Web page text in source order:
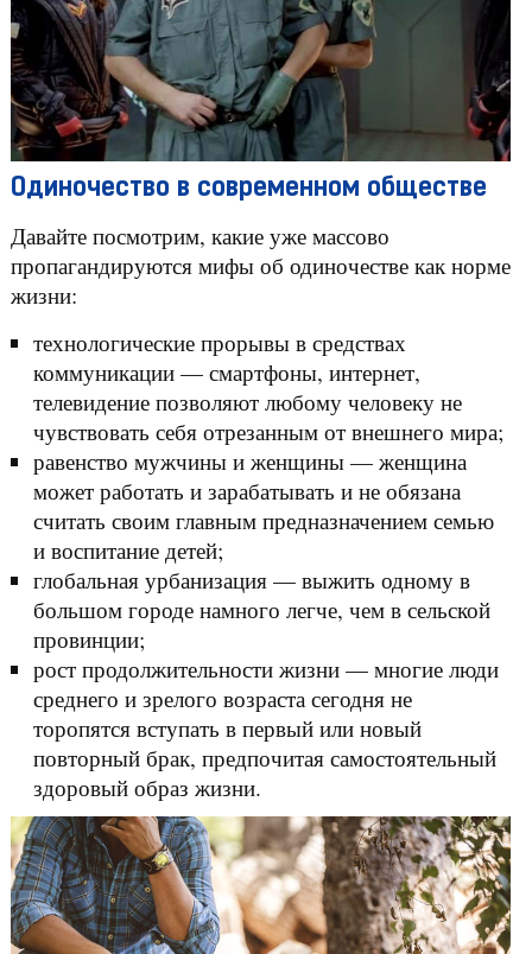
Одиночество в современном обществе
Давайте посмотрим, какие уже массово
пропагандируются мифы об одиночестве как норме
жизни:
технологические прорывы в средствах
коммуникации — смартфоны, интернет,
телевидение позволяют любому человеку не
чувствовать себя отрезанным от внешнего мира;
равенство мужчины и женщины — женщина
может работать и зарабатывать и не обязана
считать своим главным предназначением семью
и воспитание детей;
глобальная урбанизация — выжить одному в
большом городе намного легче, чем в сельской
провинции;
рост продолжительности жизни — многие люди
среднего и зрелого возраста сегодня не
торопятся вступать в первый или новый
повторный брак, предпочитая самостоятельный
здоровый образ жизни.